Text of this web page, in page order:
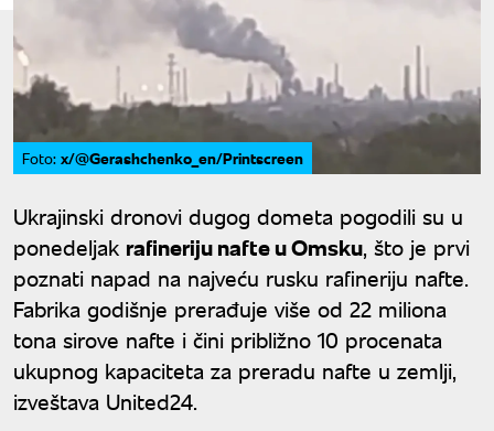
Foto: x/@Gerashchenko_en/Printscreen
Ukrajinski dronovi dugog dometa pogodili su u
ponedeljak rafineriju nafte u Omsku, što je prvi
poznati napad na najveću rusku rafineriju nafte.
Fabrika godišnje prerađuje više od 22 miliona
tona sirove nafte i čini približno 10 procenata
ukupnog kapaciteta za preradu nafte u zemlji,
izveštava United24.